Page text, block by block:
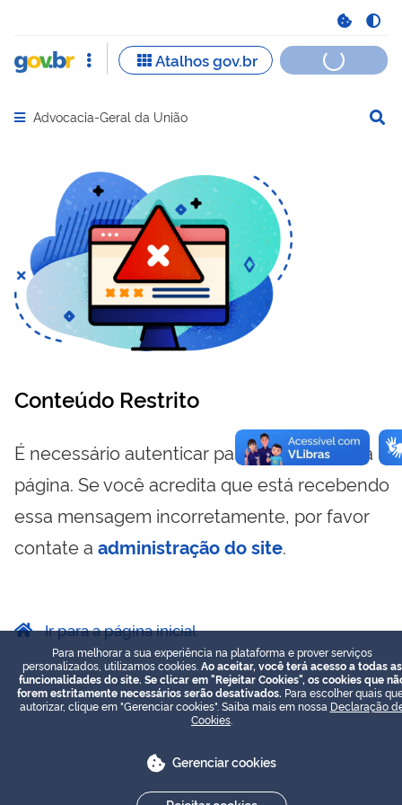
Abrir menu principal de navegação
Advocacia-Geral da União
Conteúdo Restrito
É necessário autenticar para visualizar essa
página. Se você acredita que está recebendo
essa mensagem incorretamente, por favor
contate a administração do site.
Ir para a página inicial
Para melhorar a sua experiência na plataforma e prover serviços
personalizados, utilizamos cookies. Ao aceitar, você terá acesso a todas as
funcionalidades do site. Se clicar em "Rejeitar Cookies", os cookies que
forem estritamente necessários serão desativados. Para escolher quais
autorizar, clique em "Gerenciar cookies". Saiba mais em nossa Declaração
Cookies
Gerenciar cookies